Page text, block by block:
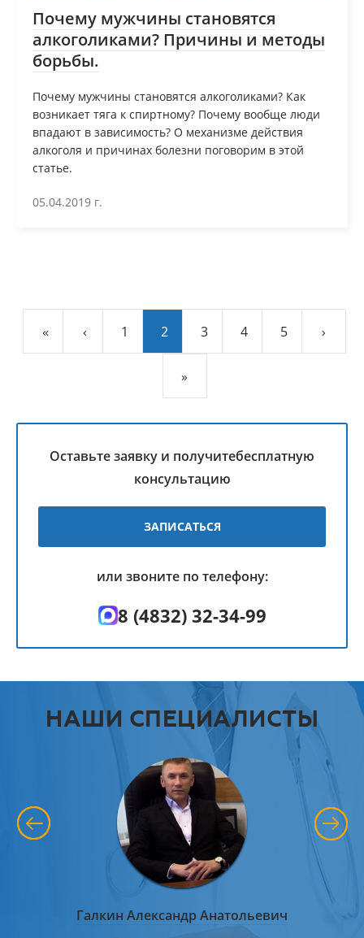
Почему мужчины становятся
алкоголиками? Причины и методы
борьбы.
Почему мужчины становятся алкоголиками? Как
возникает тяга к спиртному? Почему вообще люди
впадают в зависимость? О механизме действия
алкоголя и причинах болезни поговорим в этой
статье.
05.04.2019 г.
« ‹ 1 2 3 4 5 ›
»
Оставьте заявку и получитебесплатную
консультацию
ЗАПИСАТЬСЯ
или звоните по телефону:
8 (4832) 32-34-99
НАШИ СПЕЦИАЛИСТЫ
Галкин Александр Анатольевич